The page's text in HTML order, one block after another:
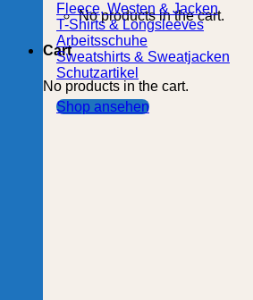
No products in the cart.
Cart
No products in the cart.
Fleece, Westen & Jacken
T-Shirts & Longsleeves
Arbeitsschuhe
Sweatshirts & Sweatjacken
Schutzartikel
Shop ansehen